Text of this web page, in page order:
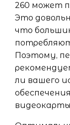
260 может
Это
что
Поэтому,
ли вашего